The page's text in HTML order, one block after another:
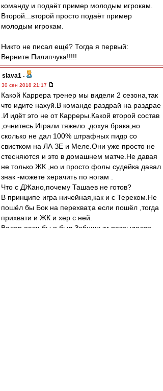
команду и подаёт пример молодым игрокам.
Второй...второй просто подаёт пример
молодым игрокам.
Никто не писал ещё? Тогда я первый:
Верните Пилипчука!!!!!
slava1 -
30 сен 2018 21:17
Какой Каррера тренер мы видели 2 сезона,так
что идите нахуй.В команде раздрай на раздрае
.И идёт это не от Карреры.Какой второй состав
,очнитесь.Играли тяжело ,дохуя брака,но
сколько не дал 100% штрафных пидр со
свистком на ЛА ЗЕ и Меле.Они уже просто не
стесняются и это в домашнем матче.Не давая
не только ЖК ,но и просто фолы судейка давал
знак -можете херачить по ногам .
Что с ДЖано,почему Ташаев не готов?
В принципе игра ничейная,как и с Тереком.Не
пошёл бы Бок на перехват,а если пошёл ,тогда
прихвати и ЖК и хер с ней.
Валер,если бы я был Зобниным,разрыдался